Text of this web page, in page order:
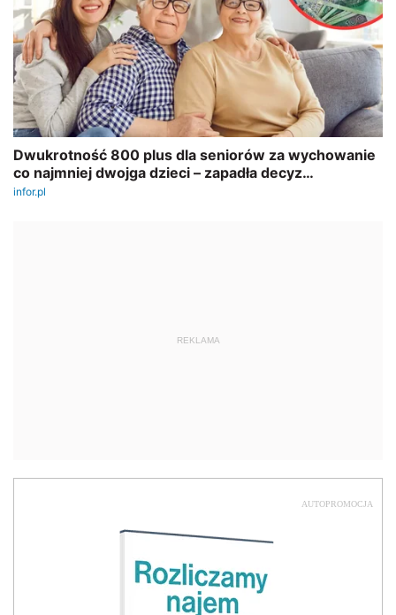
REKLAMA
AUTOPROMOCJA